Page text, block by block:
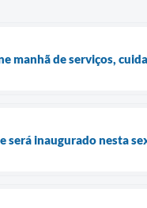
manhã de serviços,
será inaugurado nesta